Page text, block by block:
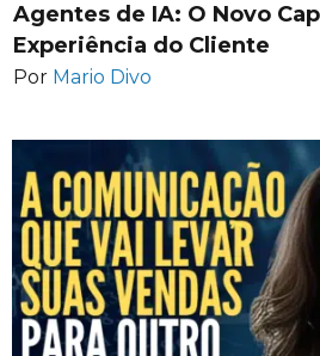
Agentes de IA: O Novo
Experiência do Cliente
Por Mario Divo